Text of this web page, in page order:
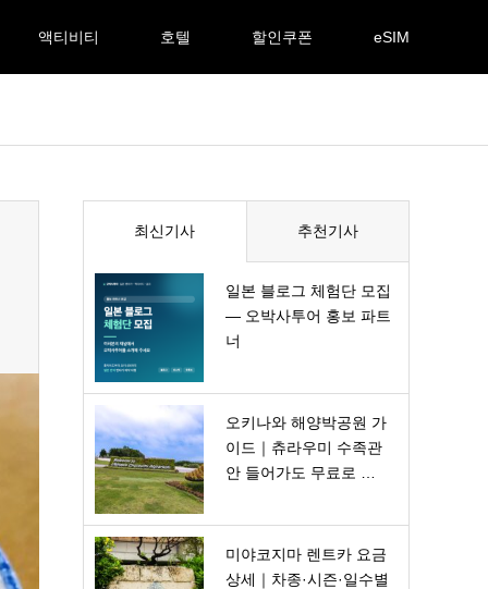
액티비티 호텔 할인쿠폰 eSIM
최신기사 추천기사
일본 블로그 체험단 모집
— 오박사투어 홍보 파트
너
오키나와 해양박공원 가
이드｜츄라우미 수족관
안 들어가도 무료로 …
미야코지마 렌트카 요금
상세｜차종·시즌·일수별